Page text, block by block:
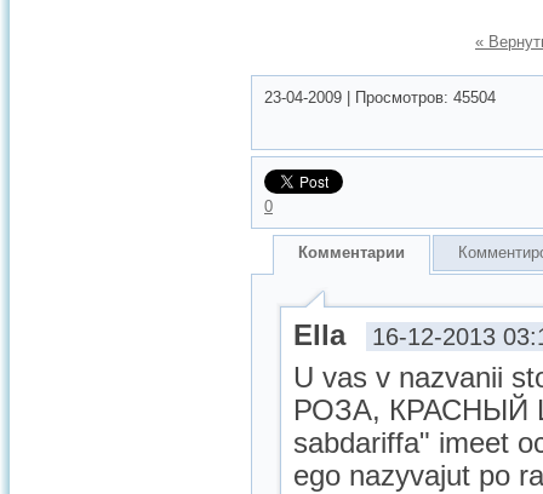
«
23-04-2009 Просмотров: 45504
0
Комментарии
Ella 16-12-2013
U vas v nazvanii
РОЗА, КРАСНЫЙ
sabdariffa" imeet
ego nazyvajut po